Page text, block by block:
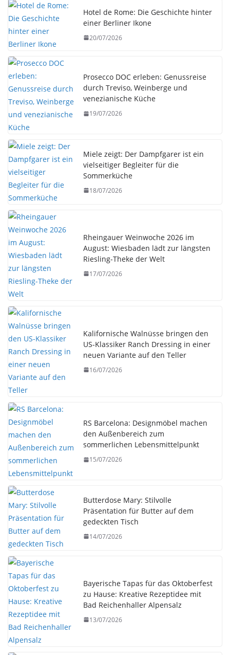
Hotel de Rome: Die Geschichte hinter
einer Berliner Ikone
20/07/2026
Prosecco DOC erleben: Genussreise
durch Treviso, Weinberge und
venezianische Küche
19/07/2026
Miele zeigt: Der Dampfgarer ist ein
vielseitiger Begleiter für die
Sommerküche
18/07/2026
Rheingauer Weinwoche 2026 im
August: Wiesbaden lädt zur längsten
Riesling-Theke der Welt
17/07/2026
Kalifornische Walnüsse bringen den
US-Klassiker Ranch Dressing in einer
neuen Variante auf den Teller
16/07/2026
RS Barcelona: Designmöbel machen
den Außenbereich zum
sommerlichen Lebensmittelpunkt
15/07/2026
Butterdose Mary: Stilvolle
Präsentation für Butter auf dem
gedeckten Tisch
14/07/2026
Bayerische Tapas für das Oktoberfest
zu Hause: Kreative Rezeptidee mit
Bad Reichenhaller Alpensalz
13/07/2026